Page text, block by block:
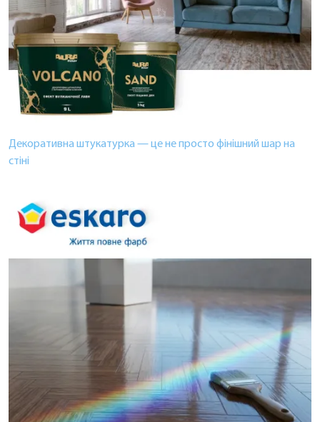
Декоративна штукатурка — це не просто фінішний шар на
стіні